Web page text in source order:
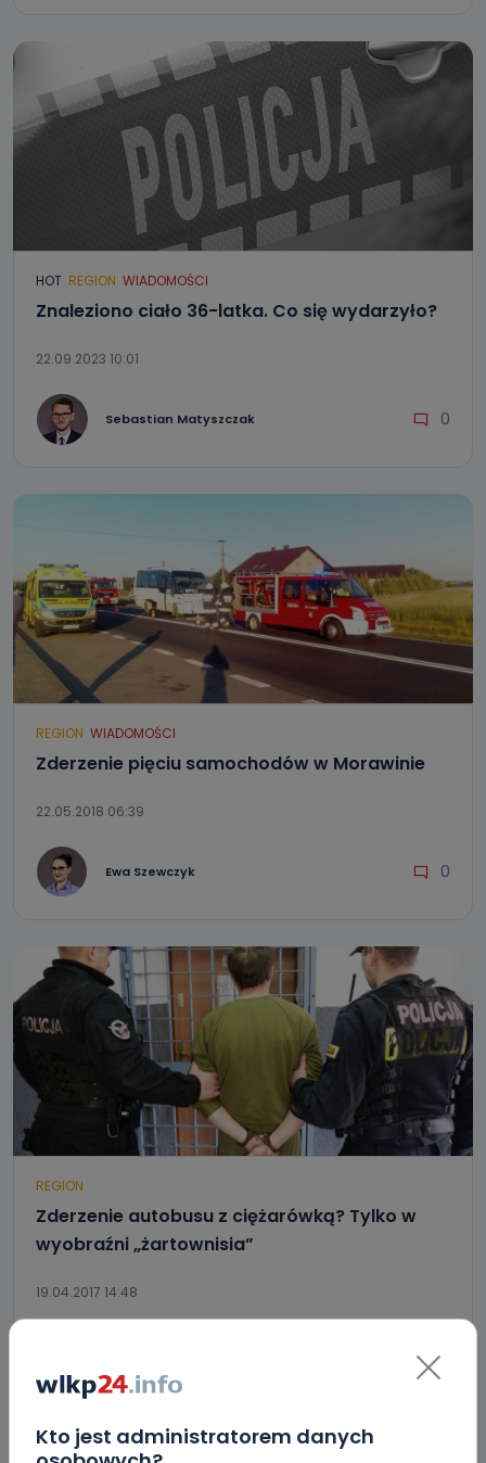
Kto jest administratorem danych
HOT REGION WIADOMOŚCI
Znaleziono ciało 36-latka. Co się wydarzyło?
22.09.2023 10:01
Sebastian Matyszczak 0
REGION WIADOMOŚCI
Zderzenie pięciu samochodów w Morawinie
22.05.2018 06:39
Ewa Szewczyk 0
REGION
Zderzenie autobusu z ciężarówką? Tylko w
wyobraźni „żartownisia”
19.04.2017 14:48